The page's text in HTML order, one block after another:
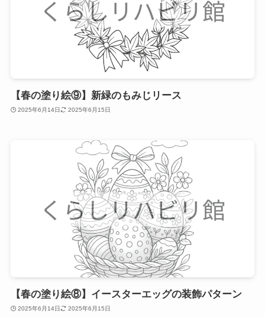
【春の塗り絵⑨】新緑のもみじリース
2025年6月14日 2025年6月15日
【春の塗り絵⑧】イースターエッグの装飾パターン
2025年6月14日 2025年6月15日